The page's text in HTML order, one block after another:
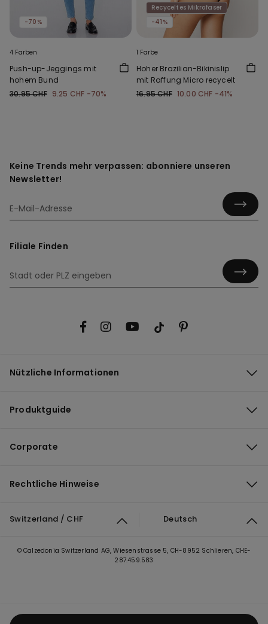
-70%
4 Farben
Push-up-Jeggings mit
hohem Bund
30.95 CHF 9.25 CHF -70%
Recyceltes Mikrofaser
-41%
1 Farbe
Hoher Brazilian-Bikinislip
mit Raffung Micro recycelt
16.95 CHF 10.00 CHF -41%
Keine Trends mehr verpassen: abonniere unseren
Newsletter!
Filiale Finden
Nützliche Informationen
Produktguide
Corporate
Rechtliche Hinweise
Switzerland / CHF Deutsch
© Calzedonia Switzerland AG, Wiesenstrasse 5, CH-8952 Schlieren, CHE-
287.459.583